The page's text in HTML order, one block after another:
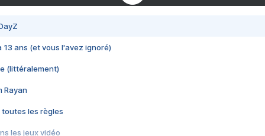
13 ans (et vous l'avez ignoré)
(littéralement)
Rayan
toutes les règles
les jeux vidéo